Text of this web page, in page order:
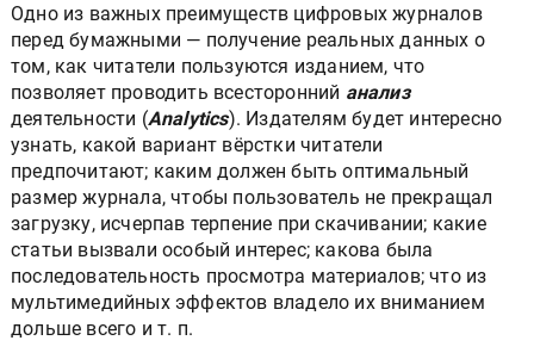
Одно из важных преимуществ цифровых журналов
перед бумажными — получение реальных данных о
том, как читатели пользуются изданием, что
позволяет проводить всесторонний анализ
деятельности (Analytics). Издателям будет интересно
узнать, какой вариант вёрстки читатели
предпочитают; каким должен быть оптимальный
размер журнала, чтобы пользователь не прекращал
загрузку, исчерпав терпение при скачивании; какие
статьи вызвали особый интерес; какова была
последовательность просмотра материалов; что из
мультимедийных эффектов владело их вниманием
дольше всего и т. п.